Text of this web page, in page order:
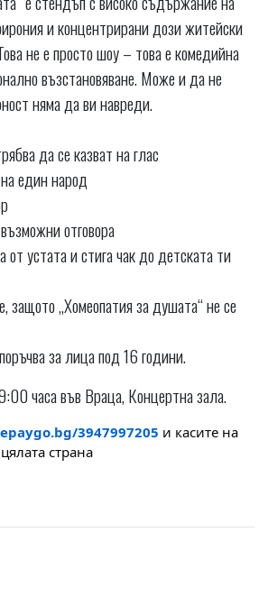
и концентрирани дози житейски
не е просто шоу – това е комедийна
възстановяване. Може и да не
няма да ви навреди.
да се казват на глас
един народ
отговора
от устата и стига чак до детската ти
защото „Хомеопатия за душата“ не се
за лица под 16 години.
часа във Враца, Концертна зала.
3947997205 и касите на
страна